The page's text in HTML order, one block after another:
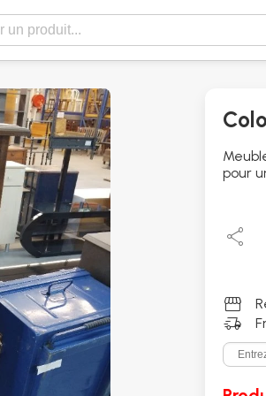
pour
share
storefront
delivery_truck_speed